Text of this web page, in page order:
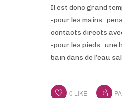
Il est donc grand
-pour les mains :
contacts directs
-pour les pieds :
bain dans de l’eau
0 LIKE